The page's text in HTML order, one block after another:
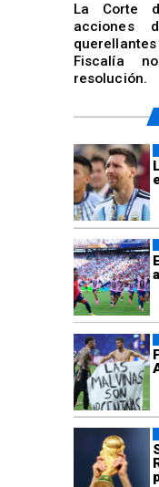
La Corte
acciones
Fiscalía
resolución.